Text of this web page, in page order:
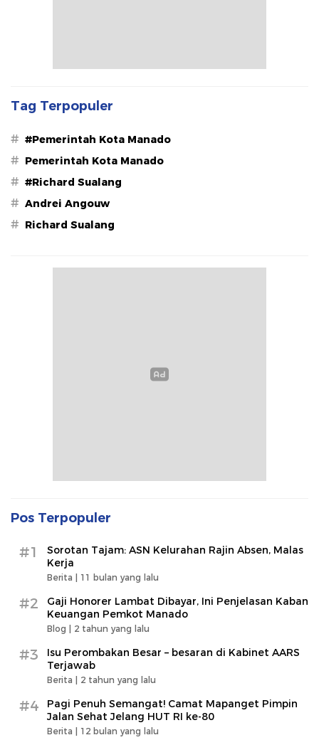
Tag Terpopuler
# #Pemerintah Kota Manado
# Pemerintah Kota Manado
# #Richard Sualang
# Andrei Angouw
# Richard Sualang
Pos Terpopuler
#1
Sorotan Tajam: ASN Kelurahan Rajin Absen, Malas
Kerja
Berita | 11 bulan yang lalu
#2
Gaji Honorer Lambat Dibayar, Ini Penjelasan Kaban
Keuangan Pemkot Manado
Blog | 2 tahun yang lalu
#3
Isu Perombakan Besar – besaran di Kabinet AARS
Terjawab
Berita | 2 tahun yang lalu
#4
Pagi Penuh Semangat! Camat Mapanget Pimpin
Jalan Sehat Jelang HUT RI ke-80
Berita | 12 bulan yang lalu